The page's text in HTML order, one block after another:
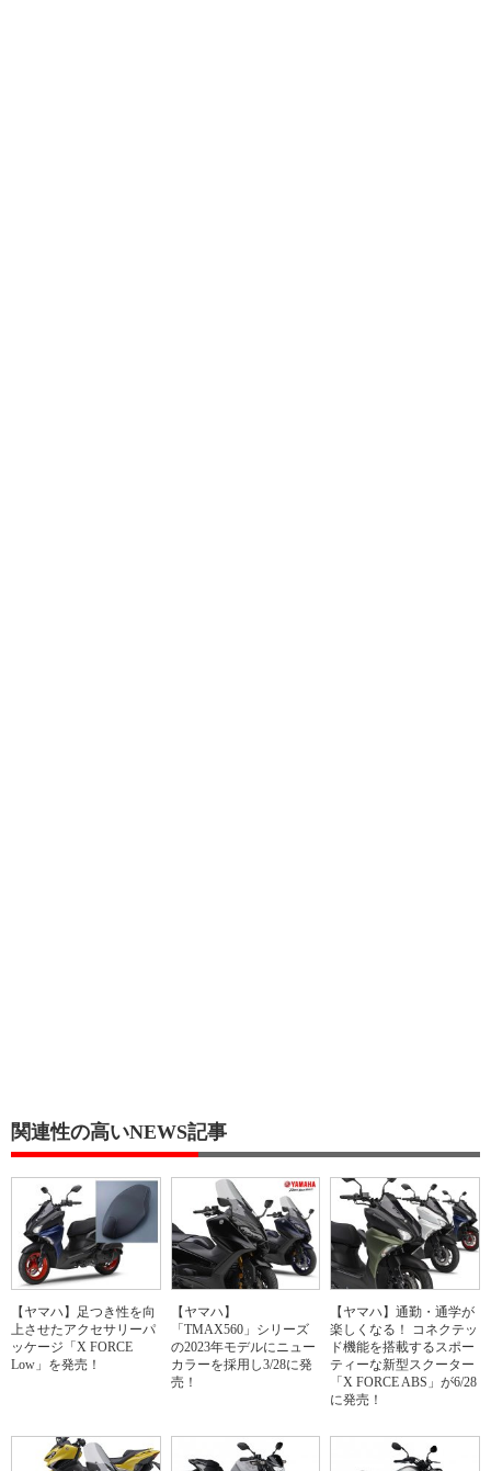
関連性の高いNEWS記事
【ヤマハ】足つき性を向
上させたアクセサリーパ
ッケージ「X FORCE
Low」を発売！
【ヤマハ】
「TMAX560」シリーズ
の2023年モデルにニュー
カラーを採用し3/28に発
売！
【ヤマハ】通勤・通学が
楽しくなる！ コネクテッ
ド機能を搭載するスポー
ティーな新型スクーター
「X FORCE ABS」が6/28
に発売！